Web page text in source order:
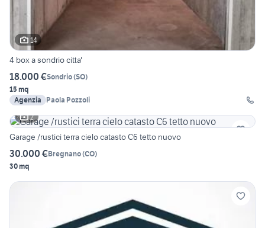
14
4 box a sondrio citta'
18.000 €Sondrio(SO)
15 mq
Agenzia
Paola Pozzoli
2
Garage /rustici terra cielo catasto C6 tetto nuovo
30.000 €Bregnano(CO)
30 mq